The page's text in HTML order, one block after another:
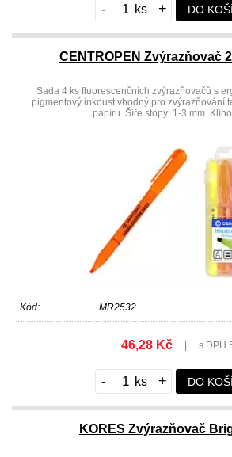
- + DO
CENTROPEN Zvýrazňovač
Sada 4 ks fluorescenčních zvýrazňovačů s
pigmentový inkoust vhodný pro zvýrazňování
papíru. Šíře stopy: 1-3 mm.
Kód: MR2532
46,28 Kč s DPH
- + DO
KORES Zvýrazňovač